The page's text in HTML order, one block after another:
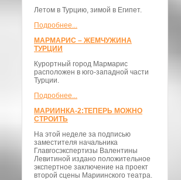
Летом в Турцию, зимой в Египет.
Подробнее...
МАРМАРИС – ЖЕМЧУЖИНА
ТУРЦИИ
Курортный город Мармарис
расположен в юго-западной части
Турции.
Подробнее...
МАРИИНКА-2:ТЕПЕРЬ МОЖНО
СТРОИТЬ
На этой неделе за подписью
заместителя начальника
Главгосэкспертизы Валентины
Левитиной издано положительное
экспертное заключение на проект
второй сцены Мариинского театра.